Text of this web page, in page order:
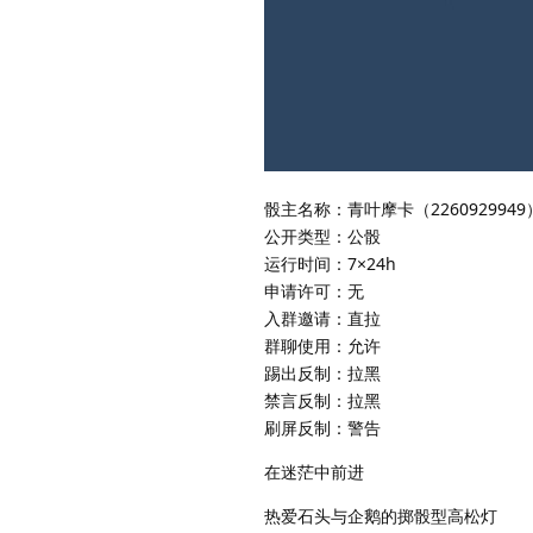
骰主名称：青叶摩卡（2260929949
公开类型：公骰
运行时间：7×24h
申请许可：无
入群邀请：直拉
群聊使用：允许
踢出反制：拉黑
禁言反制：拉黑
刷屏反制：警告
在迷茫中前进
热爱石头与企鹅的掷骰型高松灯